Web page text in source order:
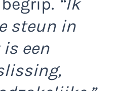
“Ik
steun in
een